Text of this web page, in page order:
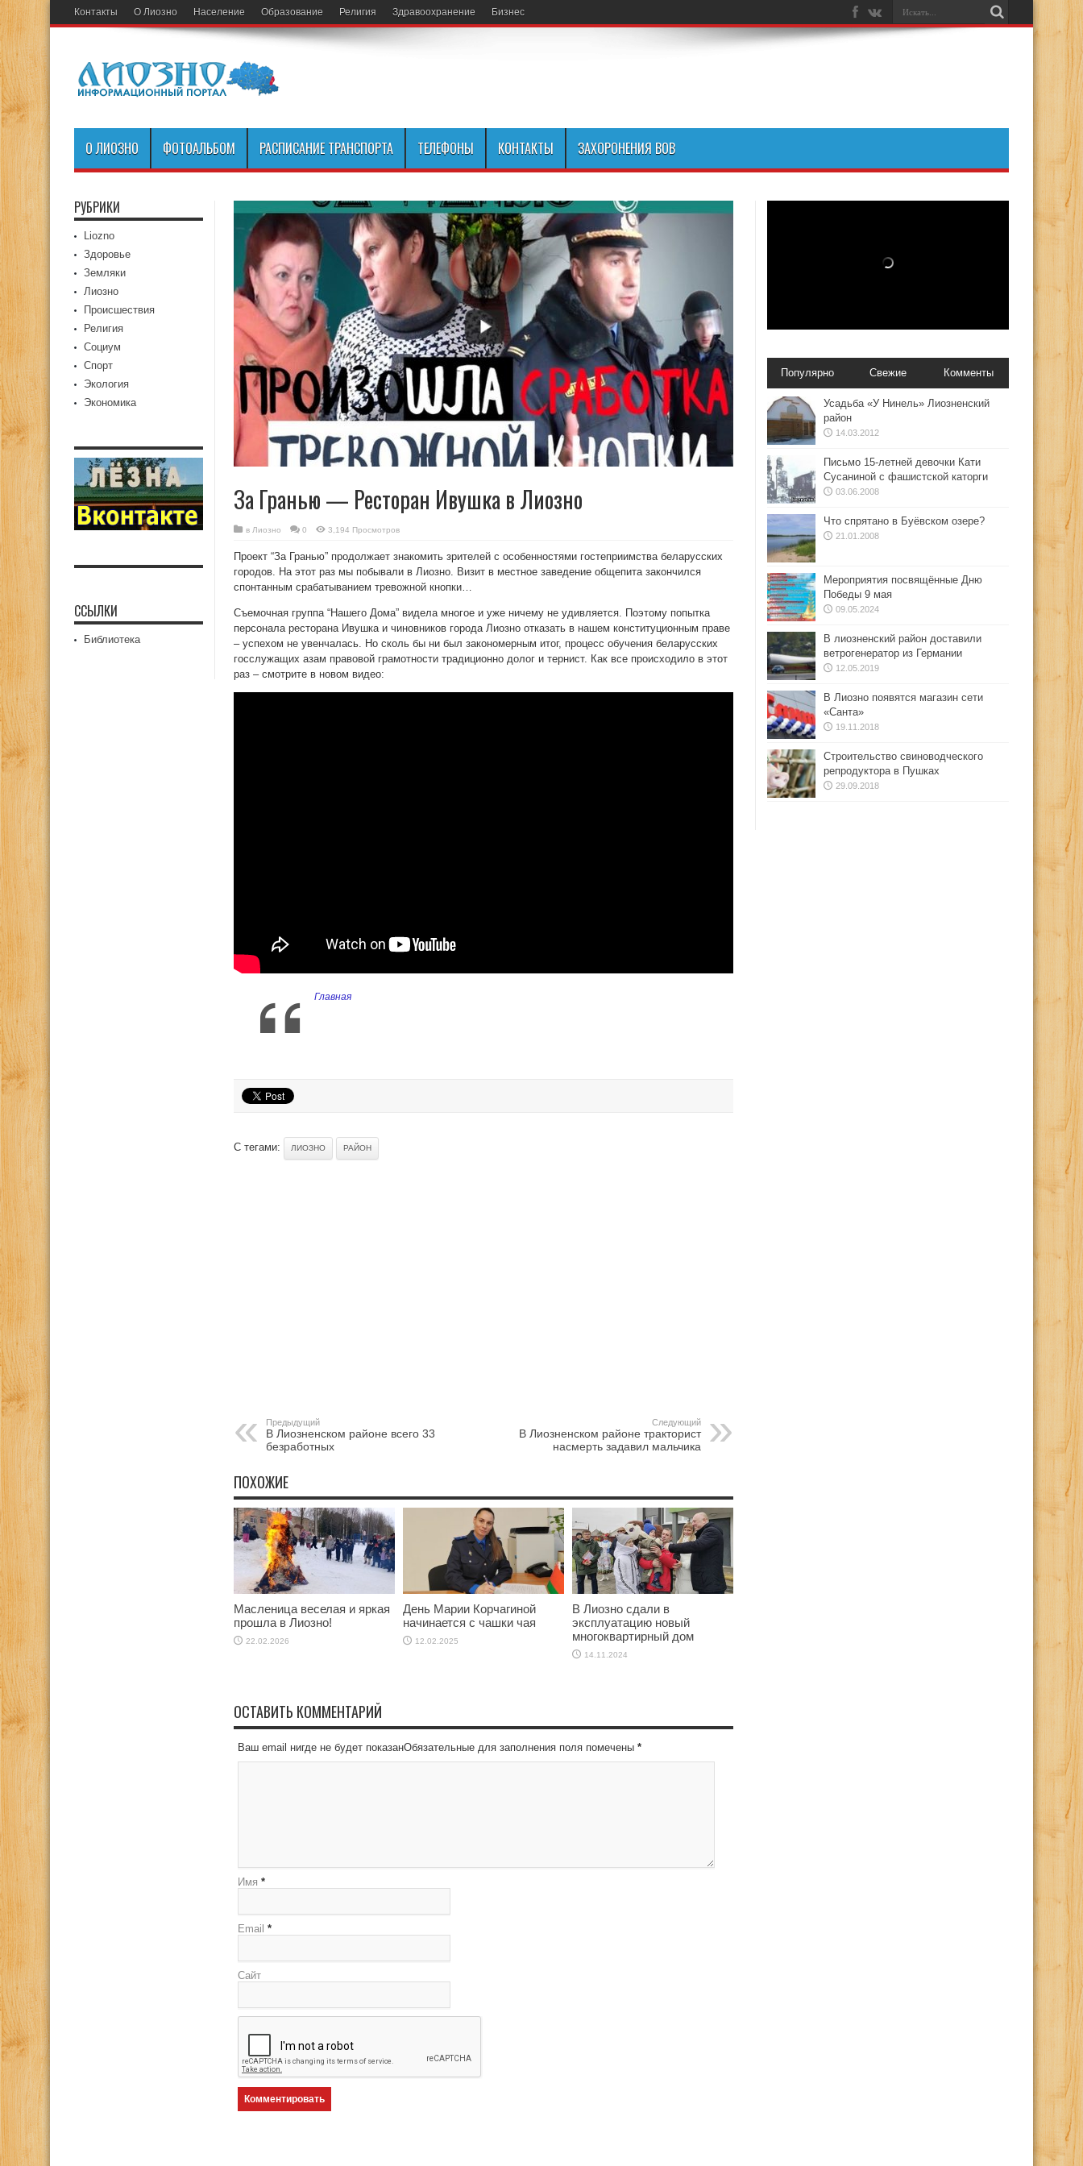
Контакты О Лиозно Население Образование Религия Здравоохранение Бизнес
О ЛИОЗНО ФОТОАЛЬБОМ РАСПИСАНИЕ ТРАНСПОРТА ТЕЛЕФОНЫ КОНТАКТЫ ЗАХОРОНЕНИЯ ВОВ
За Гранью — Ресторан Ивушка в Лиозно
в Лиозно 0 3,194 Просмотров
Проект “За Гранью” продолжает знакомить зрителей с особенностями гостеприимства беларусских
городов. На этот раз мы побывали в Лиозно. Визит в местное заведение общепита закончился
спонтанным срабатыванием тревожной кнопки…
Съемочная группа “Нашего Дома” видела многое и уже ничему не удивляется. Поэтому попытка
персонала ресторана Ивушка и чиновников города Лиозно отказать в нашем конституционным праве
– успехом не увенчалась. Но сколь бы ни был закономерным итог, процесс обучения беларусских
госслужащих азам правовой грамотности традиционно долог и тернист. Как все происходило в этот
раз – смотрите в новом видео:
Главная
С тегами: ЛИОЗНО РАЙОН
Предыдущий
В Лиозненском районе всего 33
безработных
Следующий
В Лиозненском районе тракторист
насмерть задавил мальчика
ПОХОЖИЕ
Масленица веселая и яркая
прошла в Лиозно!
22.02.2026
День Марии Корчагиной
начинается с чашки чая
12.02.2025
В Лиозно сдали в
эксплуатацию новый
многоквартирный дом
14.11.2024
ОСТАВИТЬ КОММЕНТАРИЙ
Ваш email нигде не будет показанОбязательные для заполнения поля помечены *
Имя *
Email *
Сайт
РУБРИКИ
Liozno
Здоровье
Земляки
Лиозно
Происшествия
Религия
Социум
Спорт
Экология
Экономика
ССЫЛКИ
Библиотека
Популярно Свежие Комменты
Усадьба «У Нинель» Лиозненский
район
14.03.2012
Письмо 15-летней девочки Кати
Сусаниной с фашистской каторги
03.06.2008
Что спрятано в Буёвском озере?
21.01.2008
Мероприятия посвящённые Дню
Победы 9 мая
09.05.2024
В лиозненский район доставили
ветрогенератор из Германии
12.05.2019
В Лиозно появятся магазин сети
«Санта»
19.11.2018
Строительство свиноводческого
репродуктора в Пушках
29.09.2018